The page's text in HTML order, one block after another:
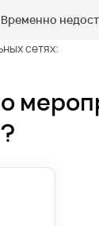
Временно
сетях: